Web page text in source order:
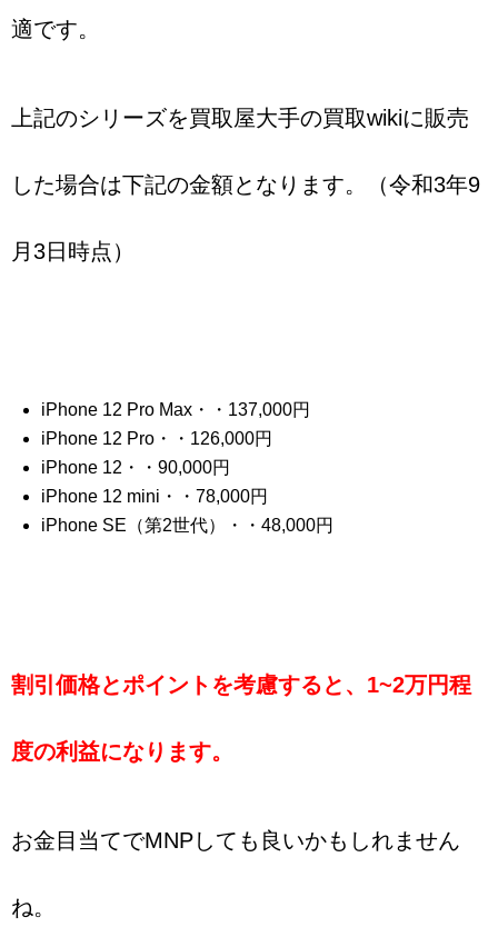
適です。
上記のシリーズを買取屋大手の買取wikiに販売
した場合は下記の金額となります。（令和3年9
月3日時点）
iPhone 12 Pro Max・・137,000円
iPhone 12 Pro・・126,000円
iPhone 12・・90,000円
iPhone 12 mini・・78,000円
iPhone SE（第2世代）・・48,000円
割引価格とポイントを考慮すると、1~2万円程
度の利益になります。
お金目当てでMNPしても良いかもしれません
ね。